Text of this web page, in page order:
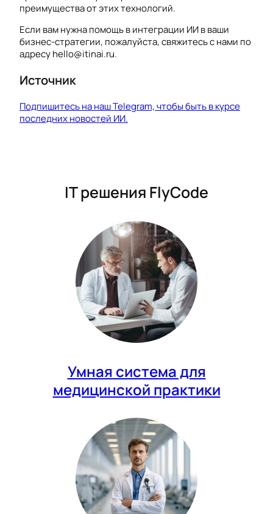
преимущества от этих технологий.
Если вам нужна помощь в интеграции ИИ в ваши
бизнес-стратегии, пожалуйста, свяжитесь с нами по
адресу hello@itinai.ru.
Источник
Подпишитесь на наш Telegram, чтобы быть в курсе
последних новостей ИИ.
IT решения FlyCode
Умная система для
медицинской практики